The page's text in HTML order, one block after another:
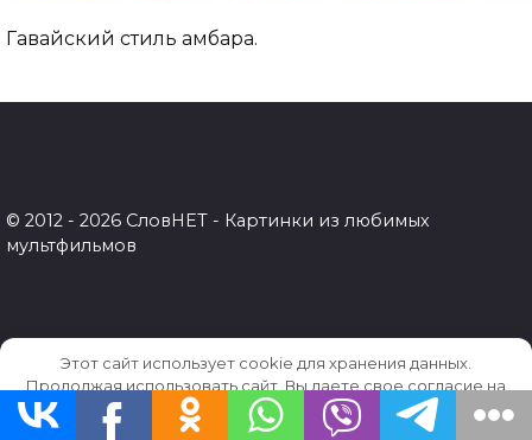
Гавайский стиль амбара.
© 2012 - 2026 СловНЕТ - Картинки из любимых
мультфильмов
Этот сайт использует cookie для хранения данных.
Продолжая использовать сайт, Вы даете свое согласие на
работу с этими файлами.
OK